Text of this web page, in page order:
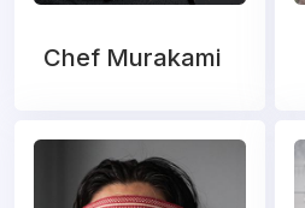
Chef Murakami